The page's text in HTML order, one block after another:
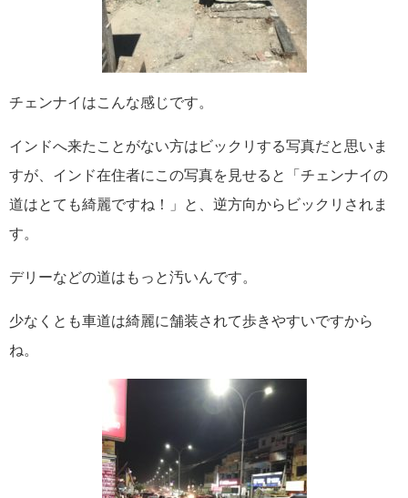
チェンナイはこんな感じです。
インドへ来たことがない方はビックリする写真だと思いま
すが、インド在住者にこの写真を見せると「チェンナイの
道はとても綺麗ですね！」と、逆方向からビックリされま
す。
デリーなどの道はもっと汚いんです。
少なくとも車道は綺麗に舗装されて歩きやすいですから
ね。